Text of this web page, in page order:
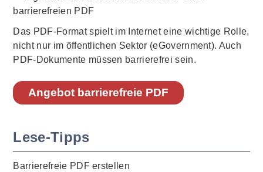
Das PDF-Format spielt im Internet eine wichtige Rolle,
nicht nur im öffentlichen Sektor (eGovernment). Auch
PDF-Dokumente müssen barrierefrei sein.
Angebot barrierefreie PDF
Lese-Tipps
Barrierefreie PDF erstellen